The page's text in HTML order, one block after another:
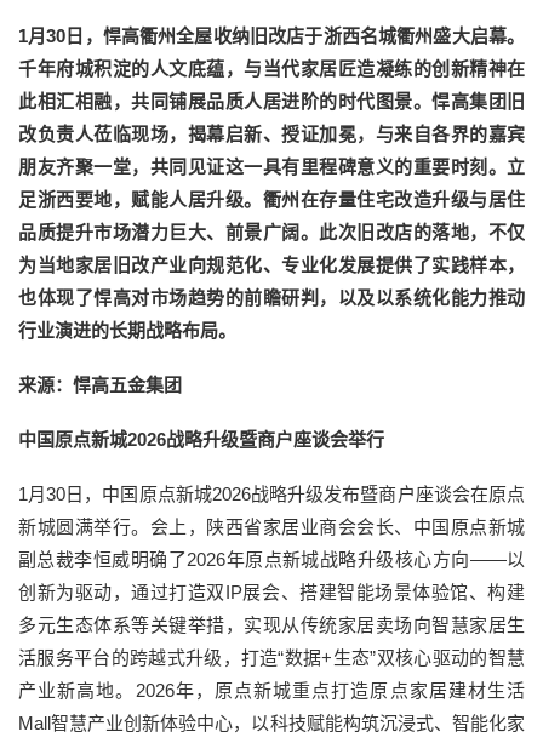
1月30日，悍高衢州全屋收纳旧改店于浙西名城衢州盛大启幕。
千年府城积淀的人文底蕴，与当代家居匠造凝练的创新精神在
此相汇相融，共同铺展品质人居进阶的时代图景。悍高集团旧
改负责人莅临现场，揭幕启新、授证加冕，与来自各界的嘉宾
朋友齐聚一堂，共同见证这一具有里程碑意义的重要时刻。立
足浙西要地，赋能人居升级。衢州在存量住宅改造升级与居住
品质提升市场潜力巨大、前景广阔。此次旧改店的落地，不仅
为当地家居旧改产业向规范化、专业化发展提供了实践样本，
也体现了悍高对市场趋势的前瞻研判，以及以系统化能力推动
行业演进的长期战略布局。
来源：悍高五金集团
中国原点新城2026战略升级暨商户座谈会举行
1月30日，中国原点新城2026战略升级发布暨商户座谈会在原点
新城圆满举行。会上，陕西省家居业商会会长、中国原点新城
副总裁李恒威明确了2026年原点新城战略升级核心方向——以
创新为驱动，通过打造双IP展会、搭建智能场景体验馆、构建
多元生态体系等关键举措，实现从传统家居卖场向智慧家居生
活服务平台的跨越式升级，打造“数据+生态”双核心驱动的智慧
产业新高地。2026年，原点新城重点打造原点家居建材生活
Mall智慧产业创新体验中心，以科技赋能构筑沉浸式、智能化家